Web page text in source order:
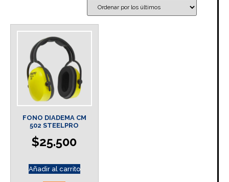
FONO DIADEMA CM
502 STEELPRO
$25.500
Añadir al carrito